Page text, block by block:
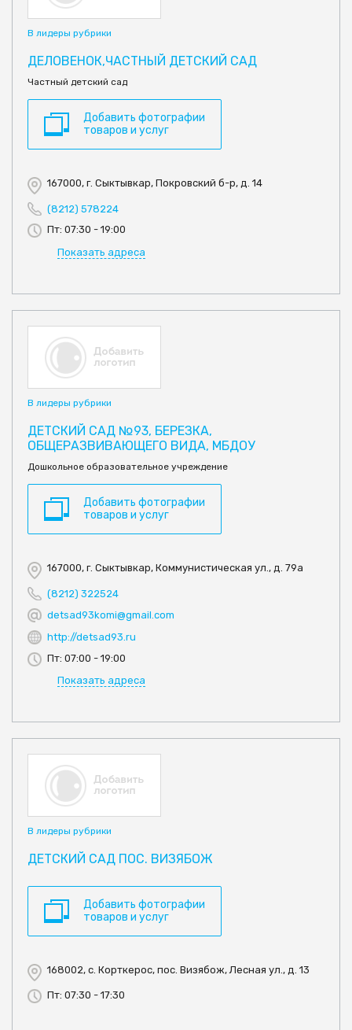
В лидеры рубрики
ДЕЛОВЕНОК,ЧАСТНЫЙ ДЕТСКИЙ САД
Частный детский сад
Добавить фотографии
товаров и услуг
167000, г. Сыктывкар, Покровский б-р, д. 14
(8212) 578224
Пт: 07:30 - 19:00
Показать адреса
В лидеры рубрики
ДЕТСКИЙ САД №93, БЕРЕЗКА,
ОБЩЕРАЗВИВАЮЩЕГО ВИДА, МБДОУ
Дошкольное образовательное учреждение
Добавить фотографии
товаров и услуг
167000, г. Сыктывкар, Коммунистическая ул., д. 79а
(8212) 322524
detsad93komi@gmail.com
http://detsad93.ru
Пт: 07:00 - 19:00
Показать адреса
В лидеры рубрики
ДЕТСКИЙ САД ПОС. ВИЗЯБОЖ
Добавить фотографии
товаров и услуг
168002, с. Корткерос, пос. Визябож, Лесная ул., д. 13
Пт: 07:30 - 17:30